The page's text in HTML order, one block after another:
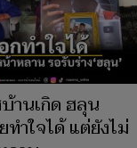
านเกิด ฮลุน
ทำใจได้ แต่ยังไม่